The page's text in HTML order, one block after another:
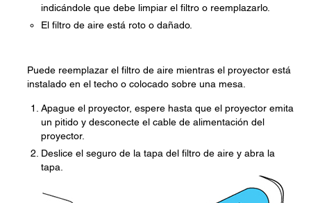
indicándole que debe limpiar el filtro o reemplazarlo.
El filtro de aire está roto o dañado.
Puede reemplazar el filtro de aire mientras el proyector está
instalado en el techo o colocado sobre una mesa.
Apague el proyector, espere hasta que el proyector emita
un pitido y desconecte el cable de alimentación del
proyector.
Deslice el seguro de la tapa del filtro de aire y abra la
tapa.